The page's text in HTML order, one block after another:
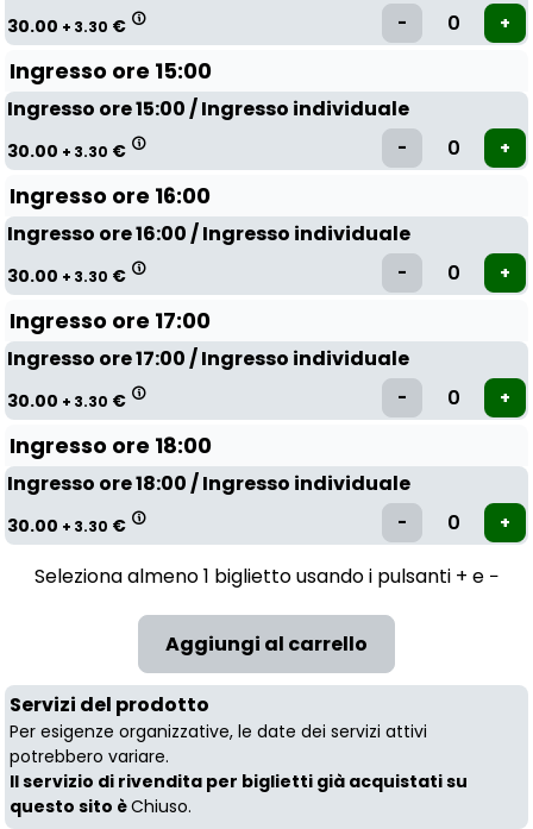
30.00 + 3.30 €
Ingresso ore 15:00
Ingresso ore 15:00 / Ingresso individuale
30.00 + 3.30 €
Ingresso ore 16:00
Ingresso ore 16:00 / Ingresso individuale
30.00 + 3.30 €
Ingresso ore 17:00
Ingresso ore 17:00 / Ingresso individuale
30.00 + 3.30 €
Ingresso ore 18:00
Ingresso ore 18:00 / Ingresso individuale
30.00 + 3.30 €
Seleziona almeno 1 biglietto usando i pulsanti + e −
Servizi del prodotto
Per esigenze organizzative, le date dei servizi attivi
potrebbero variare.
Il servizio di rivendita per biglietti già acquistati su
questo sito èChiuso.